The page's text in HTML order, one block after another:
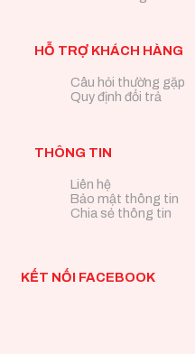
HỖ TRỢ KHÁCH HÀNG
Câu hỏi thường gặp
Quy định đổi trả
THÔNG TIN
Liên hệ
Bảo mật thông tin
Chia sẻ thông tin
KẾT NỐI FACEBOOK